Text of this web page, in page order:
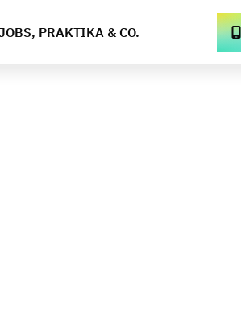
PRAKTIKA & CO.